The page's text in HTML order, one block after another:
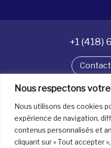
Nous respectons
Nous utilisons des cookies
expérience de navigation,
contenus personnalisés et
cliquant sur « Tout accepter
+1 (418)
Tous droits réservés.